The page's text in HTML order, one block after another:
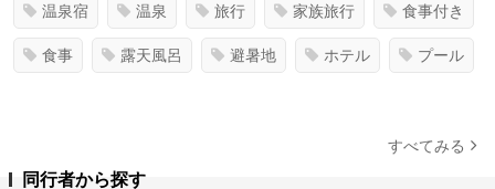
温泉宿 温泉 旅行 家族旅行 食事付き
食事 露天風呂 避暑地 ホテル プール
すべてみる
同行者から探す